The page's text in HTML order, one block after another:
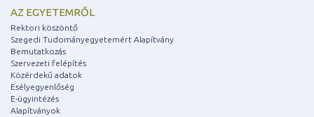
AZ EGYETEMRŐL
Rektori köszöntő
Szegedi Tudományegyetemért Alapítvány
Bemutatkozás
Szervezeti felépítés
Közérdekű adatok
Esélyegyenlőség
E-ügyintézés
Alapítványok